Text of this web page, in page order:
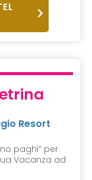
Resort
paghi” per
Vacanza ad